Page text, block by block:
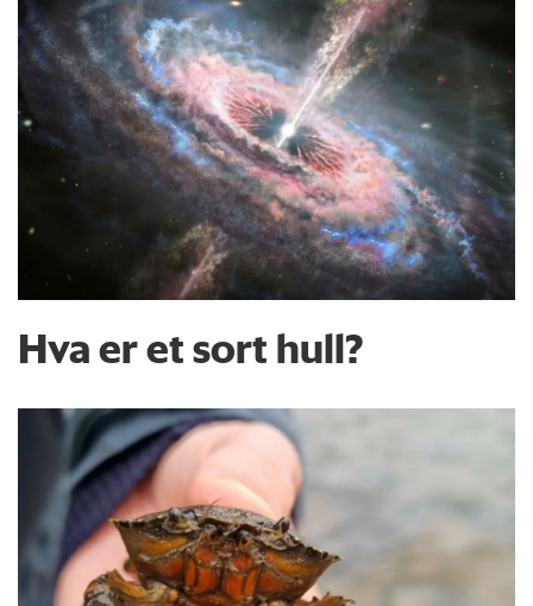
Hva er et sort hull?